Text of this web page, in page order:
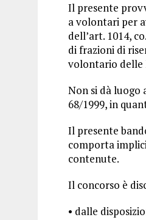
Il presente
a volontari per
dell’art. 1014,
di frazioni di
volontario delle
Non si dà luogo
68/1999, in
Il presente
comporta
contenute.
Il concorso è
• dalle